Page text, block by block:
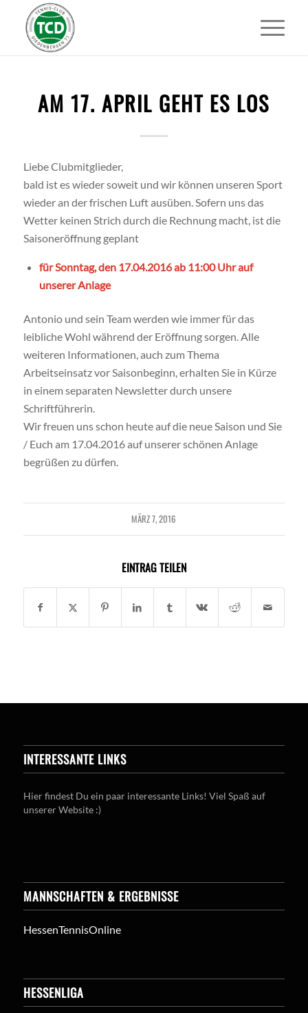
AM 17. APRIL GEHT ES LOS
Liebe Clubmitglieder,
bald ist es wieder soweit und wir können unseren Sport
wieder an der frischen Luft ausüben. Sofern uns das
Wetter keinen Strich durch die Rechnung macht, ist die
Saisoneröffnung geplant
für Sonntag, den 17.04.2016 ab 11:00 Uhr auf
unserer Anlage
Antonio und sein Team werden wie immer für das
leibliche Wohl während der Eröffnung sorgen. Alle
weiteren Informationen, auch zum Thema
Arbeitseinsatz vor Saisonbeginn, erhalten Sie in Kürze
in einem separaten Newsletter durch unsere
Schriftführerin.
Wir freuen uns schon heute auf die neue Saison und Sie
/ Euch am 17.04.2016 auf unserer schönen Anlage
begrüßen zu dürfen.
MÄRZ 7, 2016
EINTRAG TEILEN
INTERESSANTE LINKS
Hier findest Du ein paar interessante Links! Viel Spaß auf
unserer Website :)
MANNSCHAFTEN & ERGEBNISSE
HessenTennisOnline
HESSENLIGA